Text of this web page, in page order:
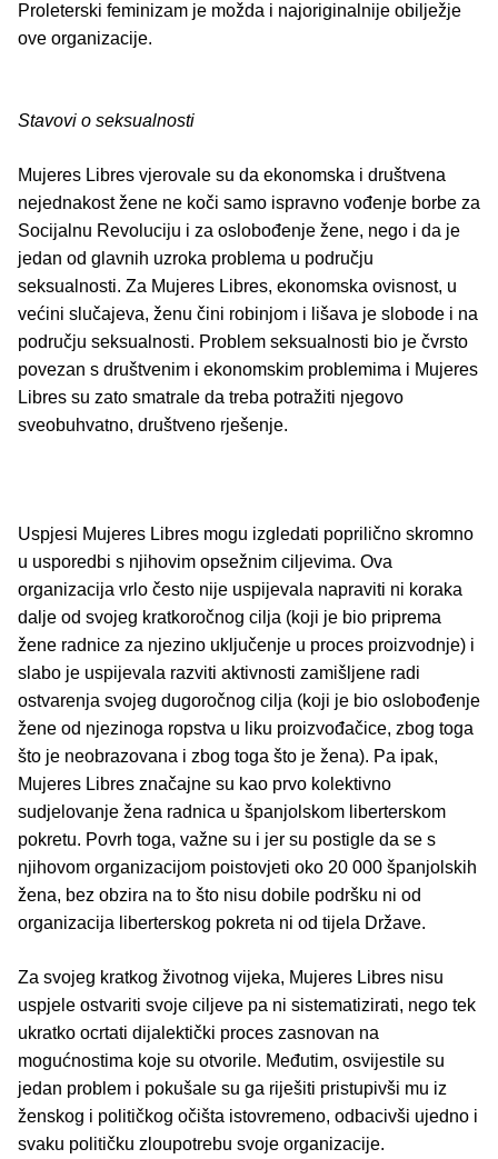
Proleterski feminizam je možda i najoriginalnije obilježje
ove organizacije.
Stavovi o seksualnosti
Mujeres Libres vjerovale su da ekonomska i društvena
nejednakost žene ne koči samo ispravno vođenje borbe za
Socijalnu Revoluciju i za oslobođenje žene, nego i da je
jedan od glavnih uzroka problema u području
seksualnosti. Za Mujeres Libres, ekonomska ovisnost, u
većini slučajeva, ženu čini robinjom i lišava je slobode i na
području seksualnosti. Problem seksualnosti bio je čvrsto
povezan s društvenim i ekonomskim problemima i Mujeres
Libres su zato smatrale da treba potražiti njegovo
sveobuhvatno, društveno rješenje.
Uspjesi Mujeres Libres mogu izgledati poprilično skromno
u usporedbi s njihovim opsežnim ciljevima. Ova
organizacija vrlo često nije uspijevala napraviti ni koraka
dalje od svojeg kratkoročnog cilja (koji je bio priprema
žene radnice za njezino uključenje u proces proizvodnje) i
slabo je uspijevala razviti aktivnosti zamišljene radi
ostvarenja svojeg dugoročnog cilja (koji je bio oslobođenje
žene od njezinoga ropstva u liku proizvođačice, zbog toga
što je neobrazovana i zbog toga što je žena). Pa ipak,
Mujeres Libres značajne su kao prvo kolektivno
sudjelovanje žena radnica u španjolskom liberterskom
pokretu. Povrh toga, važne su i jer su postigle da se s
njihovom organizacijom poistovjeti oko 20 000 španjolskih
žena, bez obzira na to što nisu dobile podršku ni od
organizacija liberterskog pokreta ni od tijela Države.
Za svojeg kratkog životnog vijeka, Mujeres Libres nisu
uspjele ostvariti svoje ciljeve pa ni sistematizirati, nego tek
ukratko ocrtati dijalektički proces zasnovan na
mogućnostima koje su otvorile. Međutim, osvijestile su
jedan problem i pokušale su ga riješiti pristupivši mu iz
ženskog i političkog očišta istovremeno, odbacivši ujedno i
svaku političku zloupotrebu svoje organizacije.